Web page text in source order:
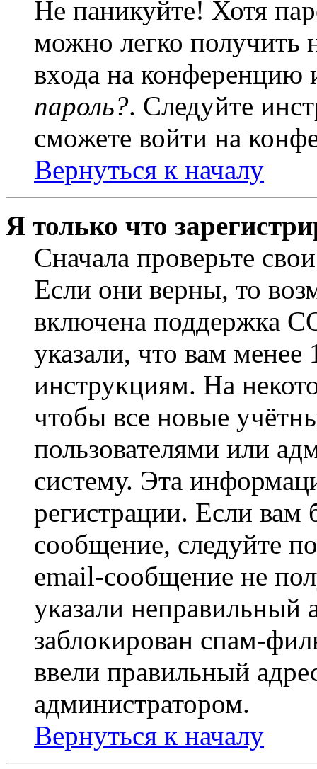
Не паникуйте! Хотя
можно легко получить
входа на
пароль?. Следуйте
сможете войти на
Вернуться к началу
Я только что
Сначала проверьте
Если они верны, то
включена поддержка
указали, что вам
инструкциям. На
чтобы все новые
пользователями или
систему. Эта
регистрации. Если
сообщение, следуйте
email-сообщение не
указали неправильный
заблокирован спам-
ввели правильный
администратором.
Вернуться к началу